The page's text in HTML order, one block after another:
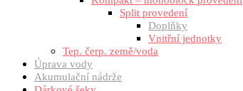
Split provedení
Doplňky
Vnitřní jednotky
Tep. čerp. země/voda
Úprava vody
Akumulační nádrže